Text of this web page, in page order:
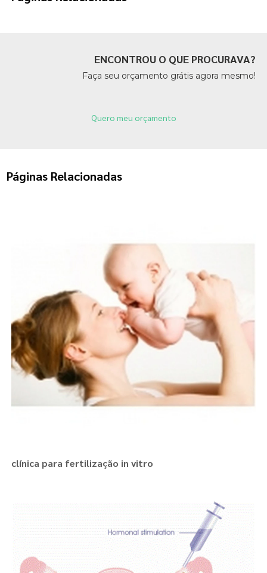
ENCONTROU O QUE PROCURAVA?
Faça seu orçamento grátis agora mesmo!
Quero meu orçamento
Páginas Relacionadas
clínica para fertilização in vitro